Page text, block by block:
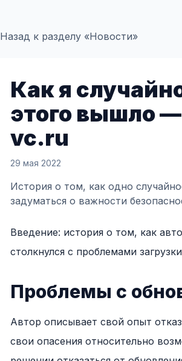
Назад к разделу «Новости»
Как я
этого вышло
vc.ru
29 мая 2022
История о том, как одно
задуматься о важности
Введение: история о том, как
столкнулся с проблемами
Проблемы с
Автор описывает свой опыт
свои опасения относительно